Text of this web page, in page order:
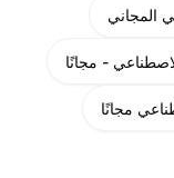
المجاني
- مجانًا
مجانًا